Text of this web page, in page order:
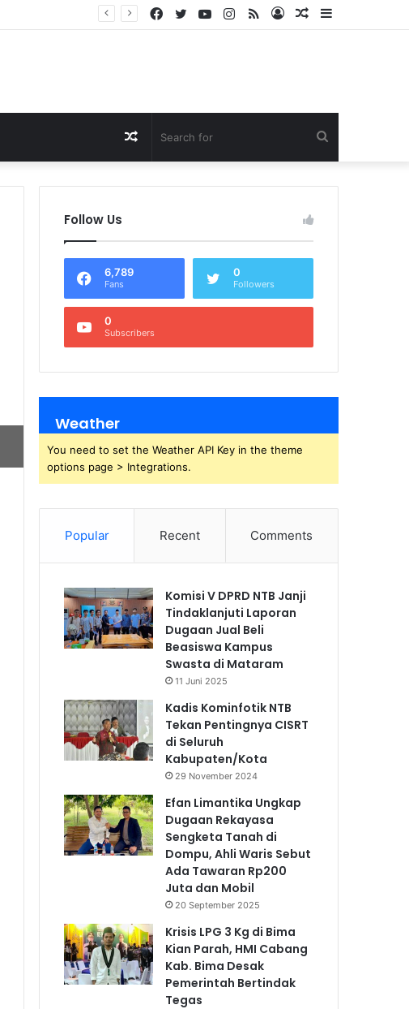
Random
Log
RSS
Instagram
YouTube
Twitter
Facebook
for
Random
Article
Follow Us
6,789
Fans
0
Followers
0
Subscribers
Weather
You need to set the Weather API Key in the theme
options page > Integrations.
Popular Recent Comments
Komisi V DPRD NTB Janji
Tindaklanjuti Laporan
Dugaan Jual Beli
Beasiswa Kampus
Swasta di Mataram
11 Juni 2025
Kadis Kominfotik NTB
Tekan Pentingnya CISRT
di Seluruh
Kabupaten/Kota
29 November 2024
Efan Limantika Ungkap
Dugaan Rekayasa
Sengketa Tanah di
Dompu, Ahli Waris Sebut
Ada Tawaran Rp200
Juta dan Mobil
20 September 2025
Krisis LPG 3 Kg di Bima
Kian Parah, HMI Cabang
Kab. Bima Desak
Pemerintah Bertindak
Tegas